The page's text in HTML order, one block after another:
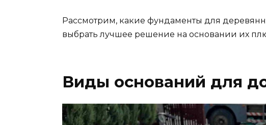
Рассмотрим, какие фундаменты для
выбрать лучшее решение на основании их
Виды оснований для